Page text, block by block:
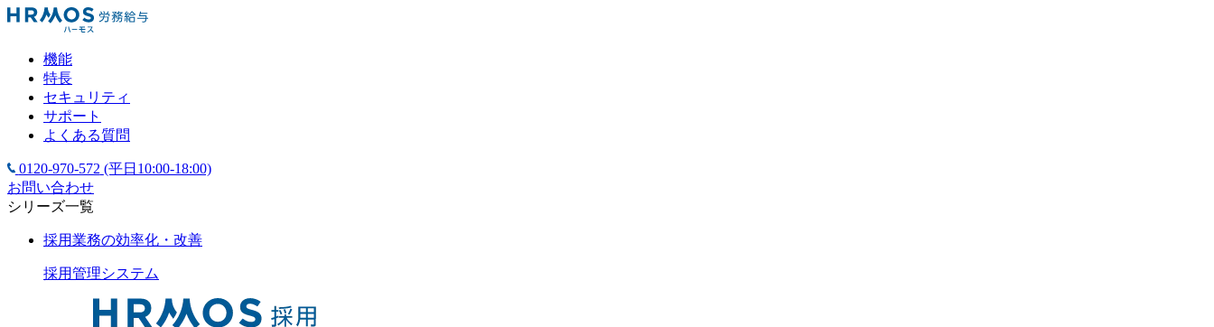
機能
特長
セキュリティ
サポート
よくある質問
0120-970-572 (平日10:00-18:00)
お問い合わせ
シリーズ一覧
採用業務の効率化・改善
採用管理システム